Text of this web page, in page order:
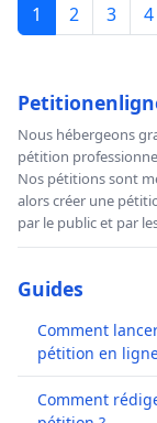
1 2 3 4
Nous hébergeons
pétition
Nos pétitions sont
alors créer une
par le public et par
Guides
Comment
pétition en
Comment